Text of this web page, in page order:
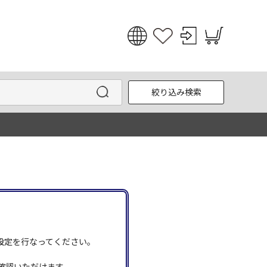
English
한국어
絞り込み検索
を行なってください。